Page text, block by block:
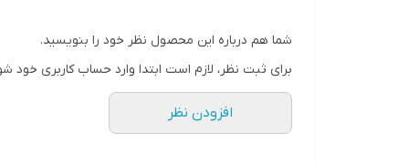
ترموکوپل:
دارد
شما هم درباره این محصول نظر خود را بنویسید.
برای ثبت نظر، لازم است ابتدا وارد حساب کاربری خود
افزودن نظر